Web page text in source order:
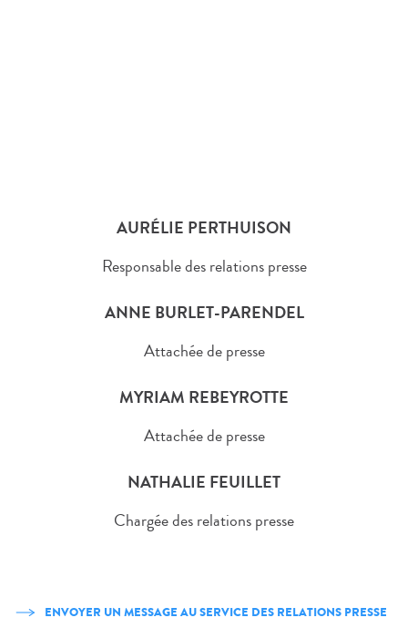
AURÉLIE PERTHUISON
Responsable des relations presse
ANNE BURLET-PARENDEL
Attachée de presse
MYRIAM REBEYROTTE
Attachée de presse
NATHALIE FEUILLET
Chargée des relations presse
ENVOYER UN MESSAGE AU SERVICE DES RELATIONS PRESSE